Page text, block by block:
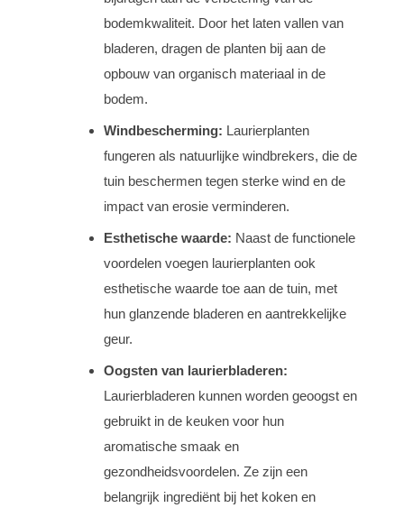
bodemkwaliteit. Door het laten vallen van
bladeren, dragen de planten bij aan de
opbouw van organisch materiaal in de
bodem.
Windbescherming: Laurierplanten
fungeren als natuurlijke windbrekers, die de
tuin beschermen tegen sterke wind en de
impact van erosie verminderen.
Esthetische waarde: Naast de functionele
voordelen voegen laurierplanten ook
esthetische waarde toe aan de tuin, met
hun glanzende bladeren en aantrekkelijke
geur.
Oogsten van laurierbladeren:
Laurierbladeren kunnen worden geoogst en
gebruikt in de keuken voor hun
aromatische smaak en
gezondheidsvoordelen. Ze zijn een
belangrijk ingrediënt bij het koken en